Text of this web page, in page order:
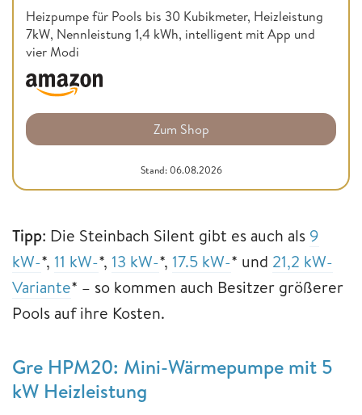
Heizpumpe für Pools bis 30 Kubikmeter, Heizleistung
7kW, Nennleistung 1,4 kWh, intelligent mit App und
vier Modi
Zum Shop
Stand: 06.08.2026
Tipp: Die Steinbach Silent gibt es auch als 9
kW-*, 11 kW-*, 13 kW-*, 17.5 kW-* und 21,2 kW-
Variante* – so kommen auch Besitzer größerer
Pools auf ihre Kosten.
Gre HPM20: Mini-Wärmepumpe mit 5
kW Heizleistung